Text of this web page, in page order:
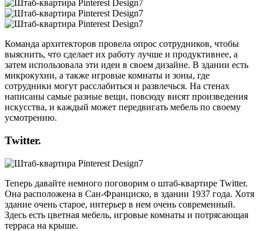
Команда архитекторов провела опрос сотрудников, чтобы
выяснить, что сделает их работу лучше и продуктивнее, а
затем использовала эти идеи в своем дизайне. В здании есть
микрокухни, а также игровые комнаты и зоны, где
сотрудники могут расслабиться и развлечься. На стенах
написаны самые разные вещи, повсюду висят произведения
искусства, и каждый может передвигать мебель по своему
усмотрению.
Twitter.
Теперь давайте немного поговорим о штаб-квартире Twitter.
Она расположена в Сан-Франциско, в здании 1937 года. Хотя
здание очень старое, интерьер в нем очень современный.
Здесь есть цветная мебель, игровые комнаты и потрясающая
терраса на крыше.